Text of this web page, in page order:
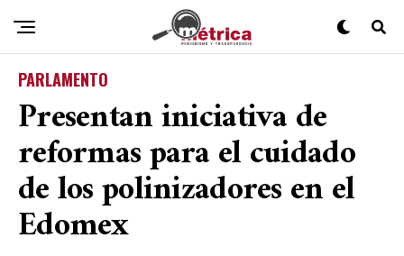
PARLAMENTO
Presentan iniciativa de
reformas para el cuidado
de los polinizadores en el
Edomex